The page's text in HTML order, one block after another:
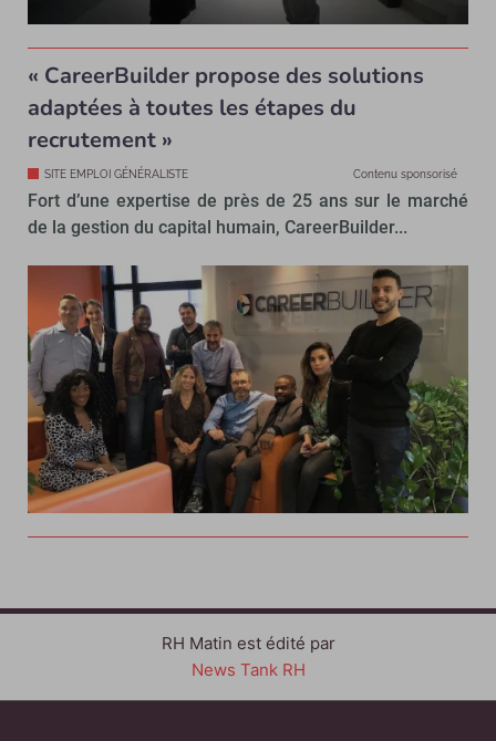
« CareerBuilder propose des solutions
adaptées à toutes les étapes du
recrutement »
SITE EMPLOI GÉNÉRALISTE Contenu sponsorisé
Fort d’une expertise de près de 25 ans sur le marché
de la gestion du capital humain, CareerBuilder...
RH Matin est édité par
News Tank RH